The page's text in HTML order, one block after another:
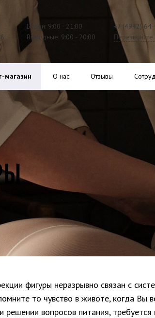
Будни: 9:00 - 21:00
Выходные: 9:00 - 20:00
+7 (4942)
магазин О нас Отзывы
фигуры неразрывно связан с
то чувство в животе, когда Вы
решении вопросов питания,